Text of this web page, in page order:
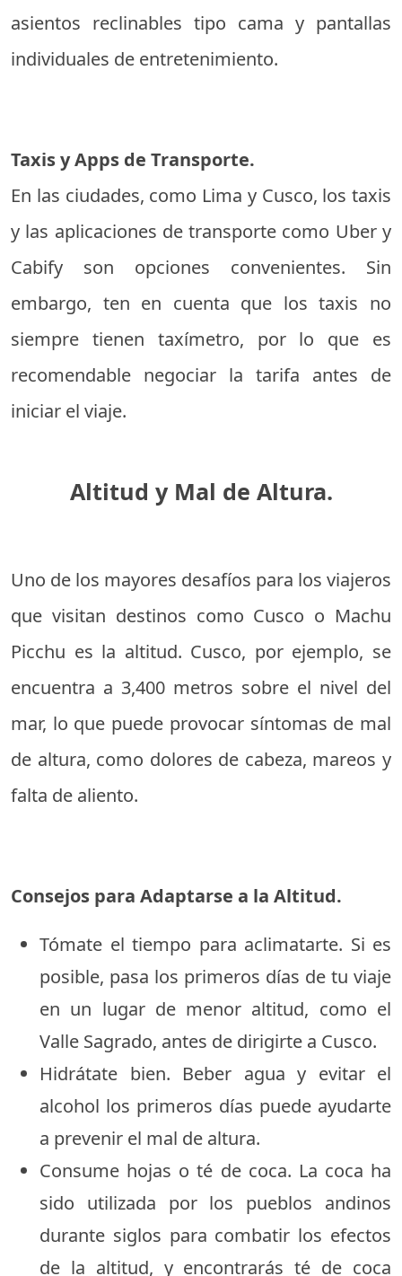
asientos reclinables tipo cama y pantallas
individuales de entretenimiento.
Taxis y Apps de Transporte.
En las ciudades, como Lima y Cusco, los taxis
y las aplicaciones de transporte como Uber y
Cabify son opciones convenientes. Sin
embargo, ten en cuenta que los taxis no
siempre tienen taxímetro, por lo que es
recomendable negociar la tarifa antes de
iniciar el viaje.
Altitud y Mal de Altura.
Uno de los mayores desafíos para los viajeros
que visitan destinos como Cusco o Machu
Picchu es la altitud. Cusco, por ejemplo, se
encuentra a 3,400 metros sobre el nivel del
mar, lo que puede provocar síntomas de mal
de altura, como dolores de cabeza, mareos y
falta de aliento.
Consejos para Adaptarse a la Altitud.
Tómate el tiempo para aclimatarte. Si es
posible, pasa los primeros días de tu viaje
en un lugar de menor altitud, como el
Valle Sagrado, antes de dirigirte a Cusco.
Hidrátate bien. Beber agua y evitar el
alcohol los primeros días puede ayudarte
a prevenir el mal de altura.
Consume hojas o té de coca. La coca ha
sido utilizada por los pueblos andinos
durante siglos para combatir los efectos
de la altitud, y encontrarás té de coca